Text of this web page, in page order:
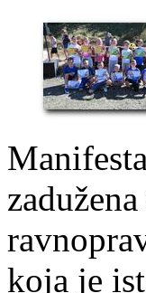
koja je